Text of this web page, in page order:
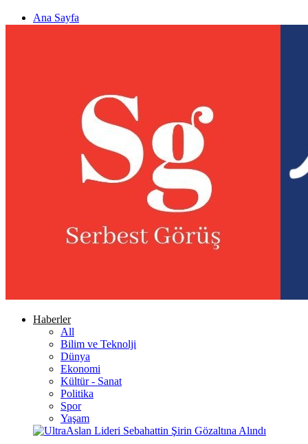
Ana Sayfa
Haberler
All
Bilim ve Teknolji
Dünya
Ekonomi
Kültür - Sanat
Politika
Spor
Yaşam